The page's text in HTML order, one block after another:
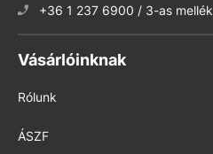
+36 1 237 6900 / 3-as mellék
Vásárlóinknak
Rólunk
ÁSZF